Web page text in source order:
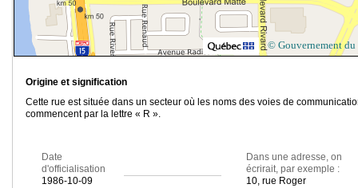
© Gouvernement du
Origine et signification
Cette rue est située dans un secteur où les noms des voies de
commencent par la lettre « R ».
Date
d'officialisation
1986-10-09
Dans une adresse, on
écrirait, par exemple :
10, rue Roger